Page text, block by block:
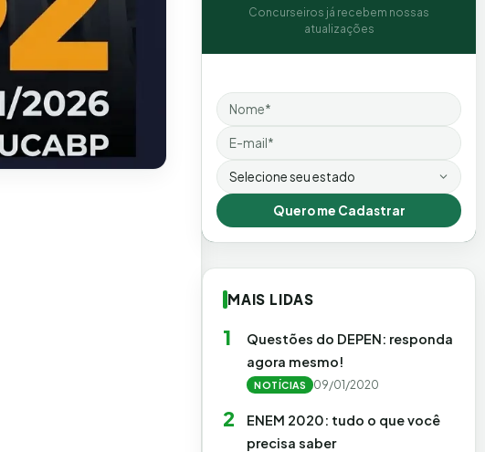
Concurseiros já recebem nossas
atualizações
Nome
Email
Estado
Quero me Cadastrar
MAIS LIDAS
1
Questões do DEPEN: responda
agora mesmo!
NOTÍCIAS 09/01/2020
2
ENEM 2020: tudo o que você
precisa saber